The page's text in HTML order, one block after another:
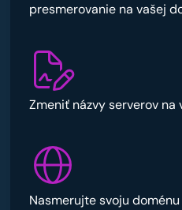
presmerovanie na vašej
Zmeniť názvy serverov na
Nasmerujte svoju